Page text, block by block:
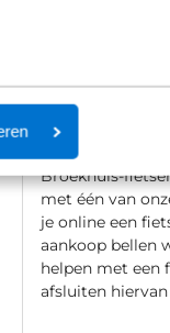
Een Kingpolis
Broekhuis-
met één van
je online een
aankoop bellen
helpen met een
afsluiten